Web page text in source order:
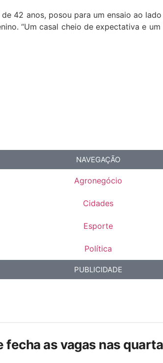
42 anos, posou para um ensaio ao
“Um casal cheio de expectativa e
NAVEGAÇÃO
Agronegócio
Cidades
Esporte
Política
PUBLICIDADE
as vagas nas